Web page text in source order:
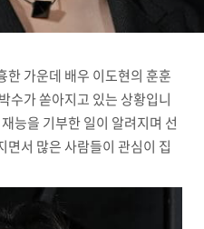
한 가운데 배우 이도현의 훈훈
수가 쏟아지고 있는 상황입니
능을 기부한 일이 알려지며 선
서 많은 사람들이 관심이 집